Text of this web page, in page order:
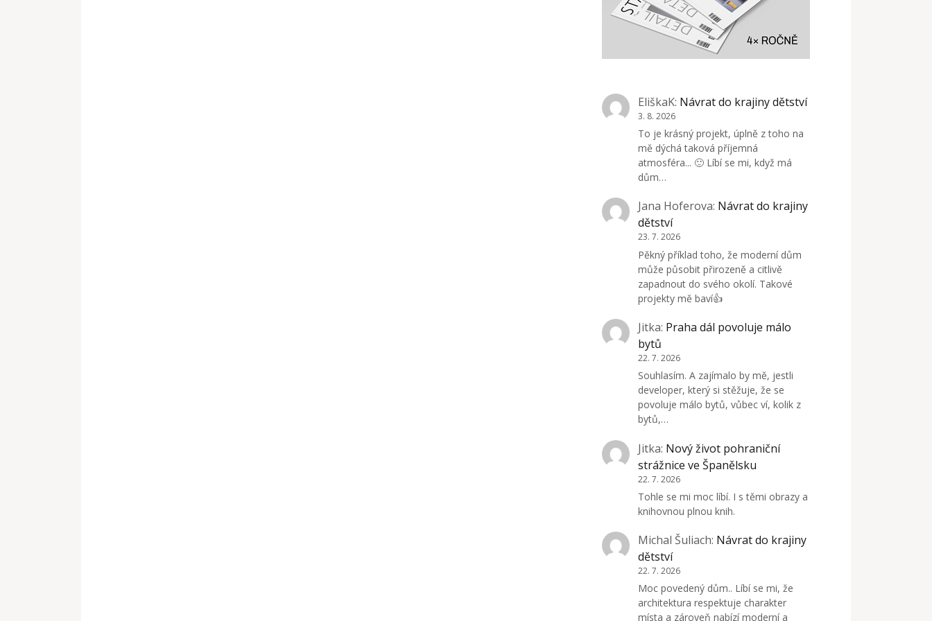
EliškaK: Návrat do krajiny dětství
3. 8. 2026
To je krásný projekt, úplně z toho na
mě dýchá taková příjemná
atmosféra... 🙂 Líbí se mi, když má
dům…
Jana Hoferova: Návrat do krajiny
dětství
23. 7. 2026
Pěkný příklad toho, že moderní dům
může působit přirozeně a citlivě
zapadnout do svého okolí. Takové
projekty mě baví👍
Jitka: Praha dál povoluje málo
bytů
22. 7. 2026
Souhlasím. A zajímalo by mě, jestli
developer, který si stěžuje, že se
povoluje málo bytů, vůbec ví, kolik z
bytů,…
Jitka: Nový život pohraniční
strážnice ve Španělsku
22. 7. 2026
Tohle se mi moc líbí. I s těmi obrazy a
knihovnou plnou knih.
Michal Šuliach: Návrat do krajiny
dětství
22. 7. 2026
Moc povedený dům.. Líbí se mi, že
architektura respektuje charakter
místa a zároveň nabízí moderní a